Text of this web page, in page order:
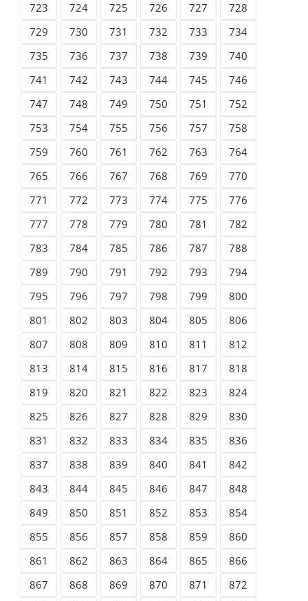
723
724 725 726 727
728
729
730 731 732 733
734
735
736 737 738 739
740
741
742 743 744 745
746
747
748 749 750 751
752
753
754 755 756 757
758
759
760 761 762 763
764
765
766 767 768 769
770
771
772 773 774 775
776
777
778 779 780 781
782
783
784 785 786 787
788
789
790 791 792 793
794
795
796 797 798 799
800
801
802 803 804 805
806
807
808 809 810 811
812
813
814 815 816 817
818
819
820 821 822 823
824
825
826 827 828 829
830
831
832 833 834 835
836
837
838 839 840 841
842
843
844 845 846 847
848
849
850 851 852 853
854
855
856 857 858 859
860
861
862 863 864 865
866
867
868 869 870 871
872